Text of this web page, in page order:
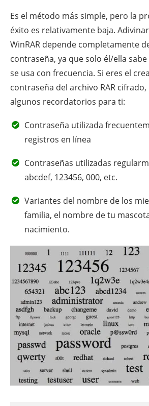
Es el método más simple, pero la
éxito es relativamente baja.
WinRAR depende completamente
contraseña, ya que solo él/ella
se usa con frecuencia. Si eres el
contraseña del archivo RAR
algunos recordatorios para ti:
Contraseña utilizada
registros en línea
Contraseñas utilizadas
abcdef, 123456, 000, etc.
Variantes del nombre de los
familia, el nombre de tu
nacimiento.